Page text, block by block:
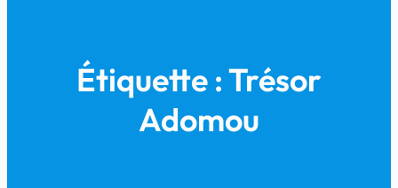
Étiquette :Trésor
Adomou